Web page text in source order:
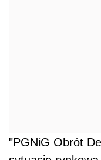
"PGNiG Obrót